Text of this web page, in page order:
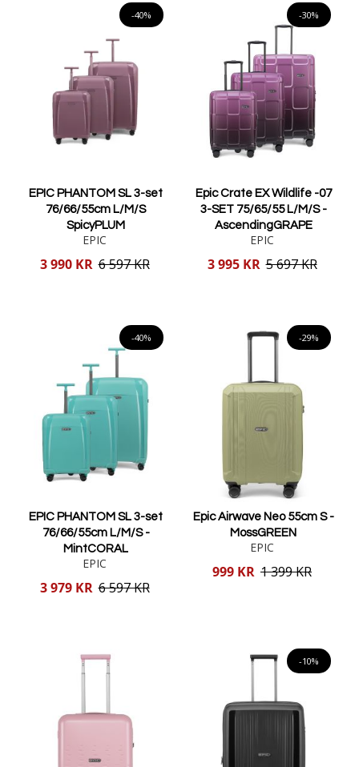
-40%
EPIC PHANTOM SL 3-set
76/66/55cm L/M/S
SpicyPLUM
EPIC
Reducerat
3 990 KR 6 597 KR
-30%
Epic Crate EX Wildlife -07
3-SET 75/65/55 L/M/S -
AscendingGRAPE
EPIC
Reducerat
3 995 KR 5 697 KR
-40%
EPIC PHANTOM SL 3-set
76/66/55cm L/M/S -
MintCORAL
EPIC
Reducerat
3 979 KR 6 597 KR
-29%
Epic Airwave Neo 55cm S -
MossGREEN
EPIC
Reducerat
999 KR 1 399 KR
-10%